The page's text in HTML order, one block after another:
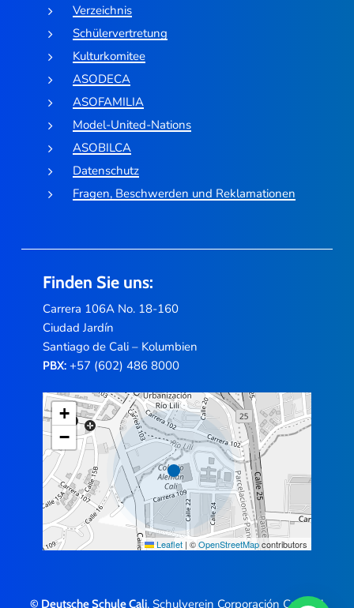
Verzeichnis
Schülervertretung
Kulturkomitee
ASODECA
ASOFAMILIA
Model-United-Nations
ASOBILCA
Datenschutz
Fragen, Beschwerden und Reklamationen
Finden Sie uns:
Carrera 106A No. 18-160
Ciudad Jardín
Santiago de Cali – Kolumbien
PBX:+57 (602) 486 8000
+
−
Leaflet | ©OpenStreetMapcontributors
© Deutsche Schule Cali, Schulverein Corporación Cultural